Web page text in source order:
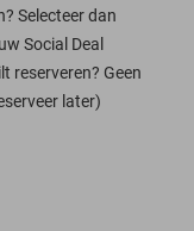
Selecteer dan
Social Deal
reserveren? Geen
later)